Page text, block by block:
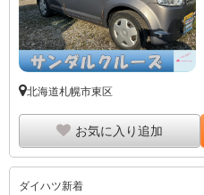
北海道札幌市東区
お気に入り追加
ダイハツ新着